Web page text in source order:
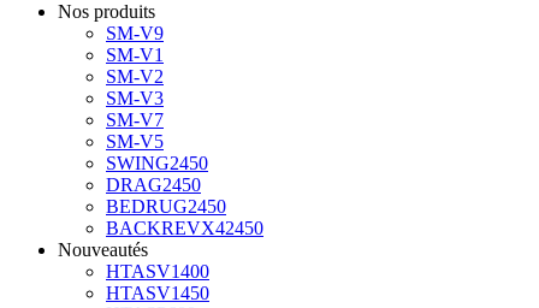
Nos produits
SM-V9
SM-V1
SM-V2
SM-V3
SM-V7
SM-V5
SWING2450
DRAG2450
BEDRUG2450
BACKREVX42450
Nouveautés
HTASV1400
HTASV1450